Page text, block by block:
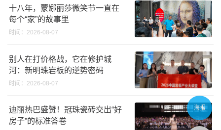
十八年，蒙娜丽莎微笑节一直在
每个“家”的故事里
时间：2026-08-07
别人在打价格战，它在修护城
河：新明珠岩板的逆势密码
时间：2026-08-07
迪丽热巴盛赞！冠珠瓷砖交出“好
房子”的标准答卷
海报